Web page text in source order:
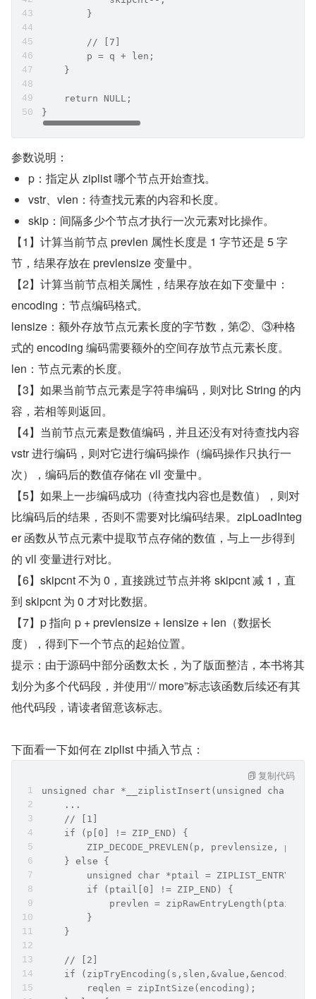
        }
        // [7]
        p = q + len;
    }
    return NULL;
}
参数说明：
p：指定从 ziplist 哪个节点开始查找。
vstr、vlen：待查找元素的内容和长度。
skip：间隔多少个节点才执行一次元素对比操作。
【1】计算当前节点 prevlen 属性长度是 1 字节还是 5 字
节，结果存放在 prevlensize 变量中。
【2】计算当前节点相关属性，结果存放在如下变量中：
encoding：节点编码格式。
lensize：额外存放节点元素长度的字节数，第②、③种格
式的 encoding 编码需要额外的空间存放节点元素长度。
len：节点元素的长度。
【3】如果当前节点元素是字符串编码，则对比 String 的内
容，若相等则返回。
【4】当前节点元素是数值编码，并且还没有对待查找内容
vstr 进行编码，则对它进行编码操作（编码操作只执行一
次），编码后的数值存储在 vll 变量中。
【5】如果上一步编码成功（待查找内容也是数值），则对
比编码后的结果，否则不需要对比编码结果。zipLoadInteg
er 函数从节点元素中提取节点存储的数值，与上一步得到
的 vll 变量进行对比。
【6】skipcnt 不为 0，直接跳过节点并将 skipcnt 减 1，直
到 skipcnt 为 0 才对比数据。
【7】p 指向 p + prevlensize + lensize + len（数据长
度），得到下一个节点的起始位置。
提示：由于源码中部分函数太长，为了版面整洁，本书将其
划分为多个代码段，并使用“// more”标志该函数后续还有其
他代码段，请读者留意该标志。
下面看一下如何在 ziplist 中插入节点：
unsigned char *__ziplistInsert(unsigned char
    ...
    // [1]
    if (p[0] != ZIP_END) {
ZIP_DECODE_PREVLEN(p, prevlensize,
    } else {
unsigned char *ptail =
        if (ptail[0] != ZIP_END) {
            prevlen = zipRawEntryLength(ptail);
        }
    }
    // [2]
if (zipTryEncoding(s,slen,&value,&encoding))
        reqlen = zipIntSize(encoding);
复制代码